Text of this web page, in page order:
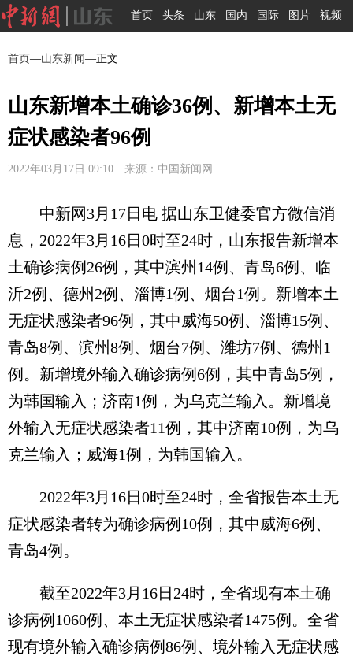
首页 头条 山东 国内 国际 图片 视频
首页—山东新闻—正文
山东新增本土确诊36例、新增本土无
症状感染者96例
2022年03月17日 09:10 来源：中国新闻网
中新网3月17日电 据山东卫健委官方微信消
息，2022年3月16日0时至24时，山东报告新增本
土确诊病例26例，其中滨州14例、青岛6例、临
沂2例、德州2例、淄博1例、烟台1例。新增本土
无症状感染者96例，其中威海50例、淄博15例、
青岛8例、滨州8例、烟台7例、潍坊7例、德州1
例。新增境外输入确诊病例6例，其中青岛5例，
为韩国输入；济南1例，为乌克兰输入。新增境
外输入无症状感染者11例，其中济南10例，为乌
克兰输入；威海1例，为韩国输入。
2022年3月16日0时至24时，全省报告本土无
症状感染者转为确诊病例10例，其中威海6例、
青岛4例。
截至2022年3月16日24时，全省现有本土确
诊病例1060例、本土无症状感染者1475例。全省
现有境外输入确诊病例86例、境外输入无症状感